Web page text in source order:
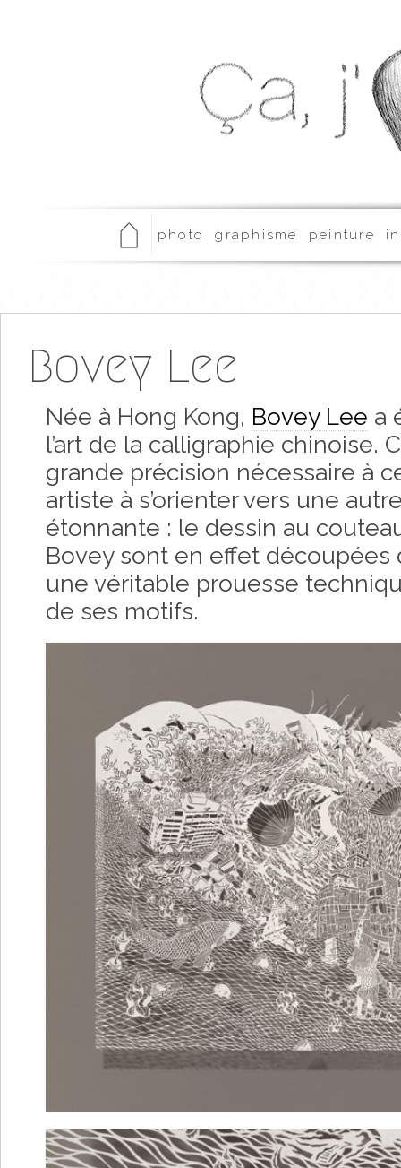
photo graphisme peinture
Bovey Lee
Née à Hong Kong, Bovey Lee a
l’art de la calligraphie chinoise.
grande précision nécessaire à
artiste à s’orienter vers une
étonnante : le dessin au
Bovey sont en effet découpées
une véritable prouesse
de ses motifs.